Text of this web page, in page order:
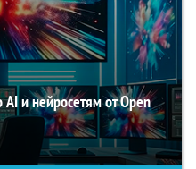
и нейросетям от Open